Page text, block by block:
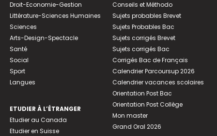
Droit-Economie-Gestion
Littérature-Sciences Humaines
Sciences
Arts-Design-Spectacle
Santé
Social
Sport
Langues
ETUDIER À L’ÉTRANGER
Etudier au Canada
Etudier en Suisse
Conseils et Méthodo
Sujets probables Brevet
Sujets Probables Bac
Sujets corrigés Brevet
Sujets corrigés Bac
Corrigés Bac de Français
Calendrier Parcoursup 2026
Calendrier vacances scolaires
Orientation Post Bac
Orientation Post Collège
Mon master
Grand Oral 2026